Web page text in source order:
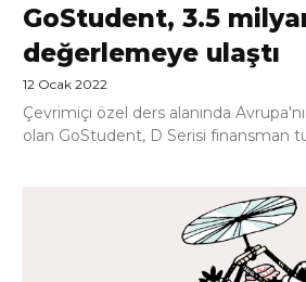
GoStudent, 3.5
değerlemeye ulaştı
12 Ocak 2022
Çevrimiçi özel ders alanında
olan GoStudent, D Serisi finansman